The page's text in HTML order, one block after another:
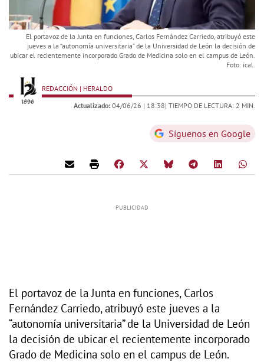
El portavoz de la Junta en funciones, Carlos Fernández Carriedo, atribuyó este
jueves a la “autonomía universitaria” de la Universidad de León la decisión de
ubicar el recientemente incorporado Grado de Medicina solo en el campus de León.
Foto: ical.
REDACCIÓN | HERALDO
Actualizado: 04/06/26 | 18:38| TIEMPO DE LECTURA: 2 MIN.
Síguenos en Google
El portavoz de la Junta en funciones, Carlos
Fernández Carriedo, atribuyó este jueves a la
“autonomía universitaria” de la Universidad de León
la decisión de ubicar el recientemente incorporado
Grado de Medicina solo en el campus de León.